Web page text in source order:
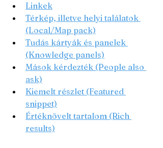
Linkek
Térkép, illetve helyi találatok
(Local/Map pack)
Tudás kártyák és panelek
(Knowledge panels)
Mások kérdezték (People also
ask)
Kiemelt részlet (Featured
snippet)
Értéknövelt tartalom (Rich
results)